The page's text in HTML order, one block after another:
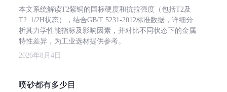
本文系统解读T2紫铜的国标硬度和抗拉强度（包括T2及
T2_1/2H状态），结合GB/T 5231-2012标准数据，详细分
析其力学性能指标及影响因素，并对比不同状态下的金属
特性差异，为工业选材提供参考。
2026年8月4日
喷砂都有多少目